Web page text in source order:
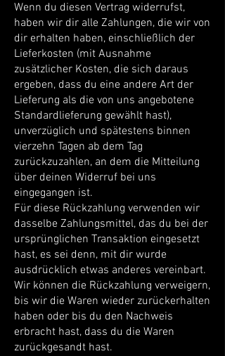
Wenn du diesen Vertrag widerrufst,
haben wir dir alle Zahlungen, die wir von
dir erhalten haben, einschließlich der
Lieferkosten (mit Ausnahme
zusätzlicher Kosten, die sich daraus
ergeben, dass du eine andere Art der
Lieferung als die von uns angebotene
Standardlieferung gewählt hast),
unverzüglich und spätestens binnen
vierzehn Tagen ab dem Tag
zurückzuzahlen, an dem die Mitteilung
über deinen Widerruf bei uns
eingegangen ist.
Für diese Rückzahlung verwenden wir
dasselbe Zahlungsmittel, das du bei der
ursprünglichen Transaktion eingesetzt
hast, es sei denn, mit dir wurde
ausdrücklich etwas anderes vereinbart.
Wir können die Rückzahlung verweigern,
bis wir die Waren wieder zurückerhalten
haben oder bis du den Nachweis
erbracht hast, dass du die Waren
zurückgesandt hast.